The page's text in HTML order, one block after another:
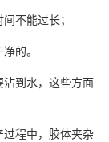
不能过长；
的。
到水，这些方面
程中，胶体夹杂